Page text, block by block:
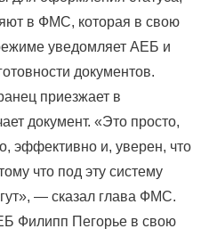
в ФМС, которая в свою
уведомляет АЕБ и
документов.
приезжает в
документ. «Это просто,
эффективно и, уверен, что
что под эту систему
— сказал глава ФМС.
Филипп Пегорье в свою